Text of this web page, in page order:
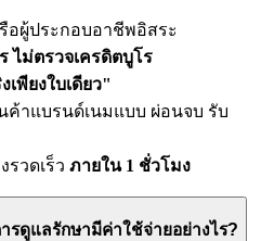
อผู้ประกอบอาชีพอิสระ
ไม่ตรวจเครดิตบูโร
พียงใบเดียว"
าแบรนด์เนมแบบ ผ่อนจบ รับ
รวดเร็ว ภายใน 1 ชั่วโมง
รดูแลรักษามีค่าใช้จ่ายอย่างไร?